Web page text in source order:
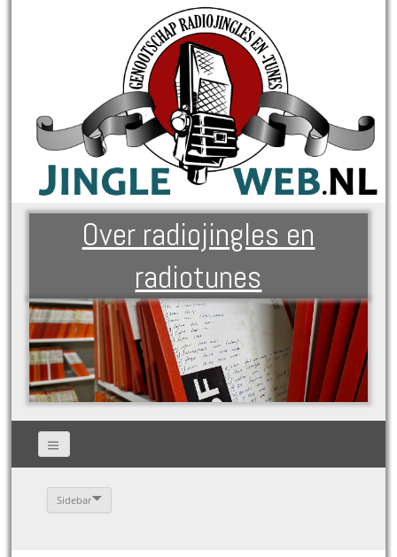
Over radiojingles en
radiotunes
Sidebar